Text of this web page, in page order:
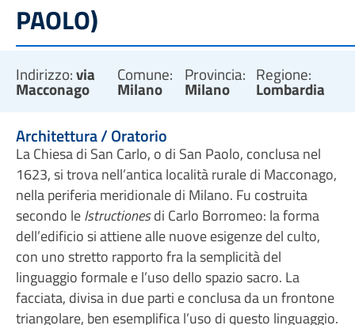
PAOLO)
Indirizzo:via
Macconago
Comune:
Milano
Provincia:
Milano
Regione:
Lombardia
Architettura / Oratorio
La Chiesa di San Carlo, o di San Paolo, conclusa nel
1623, si trova nell’antica località rurale di Macconago,
nella periferia meridionale di Milano. Fu costruita
secondo leIstructionesdi Carlo Borromeo: la forma
dell’edificio si attiene alle nuove esigenze del culto,
con uno stretto rapporto fra la semplicità del
linguaggio formale e l’uso dello spazio sacro. La
facciata, divisa in due parti e conclusa da un frontone
triangolare, ben esemplifica l’uso di questo linguaggio.